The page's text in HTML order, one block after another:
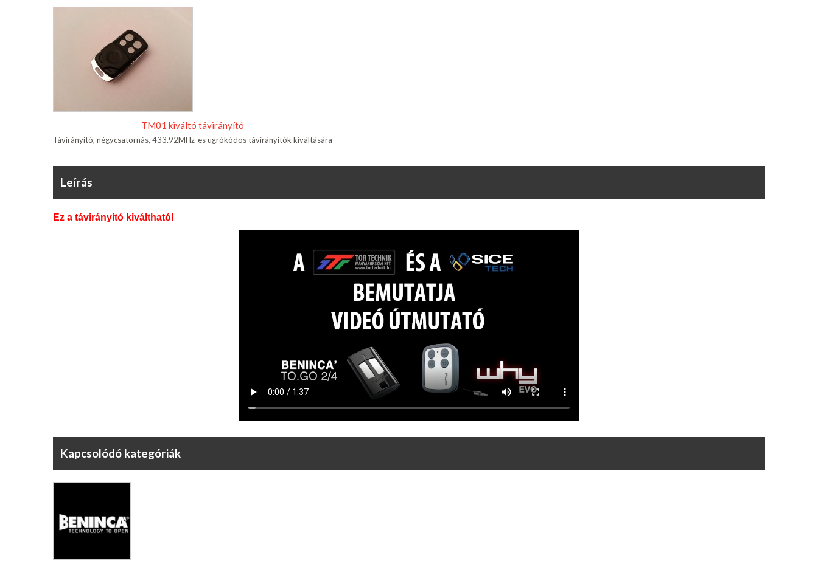
TM01 kiváltó távirányító
Távirányító, négycsatornás, 433.92MHz-es ugrókódos távirányítók kiváltására
Leírás
Ez a távirányító kiváltható!
Kapcsolódó kategóriák